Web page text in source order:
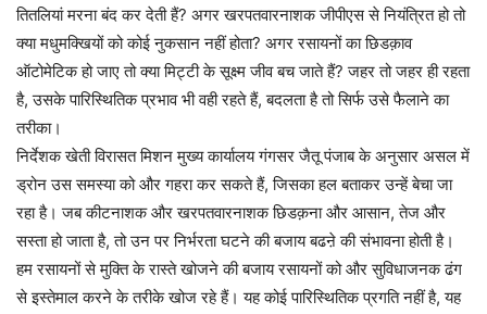
तितलियां मरना बंद कर देती हैं? अगर खरपतवारनाशक जीपीएस से नियंत्रित हो तो
क्या मधुमक्खियों को कोई नुकसान नहीं होता? अगर रसायनों का छिडक़ाव
ऑटोमेटिक हो जाए तो क्या मिट्टी के सूक्ष्म जीव बच जाते हैं? जहर तो जहर ही रहता
है, उसके पारिस्थितिक प्रभाव भी वही रहते हैं, बदलता है तो सिर्फ उसे फैलाने का
तरीका।
निर्देशक खेती विरासत मिशन मुख्य कार्यालय गंगसर जैतू पंजाब के अनुसार असल में
ड्रोन उस समस्या को और गहरा कर सकते हैं, जिसका हल बताकर उन्हें बेचा जा
रहा है। जब कीटनाशक और खरपतवारनाशक छिडक़ना और आसान, तेज और
सस्ता हो जाता है, तो उन पर निर्भरता घटने की बजाय बढऩे की संभावना होती है।
हम रसायनों से मुक्ति के रास्ते खोजने की बजाय रसायनों को और सुविधाजनक ढंग
से इस्तेमाल करने के तरीके खोज रहे हैं। यह कोई पारिस्थितिक प्रगति नहीं है, यह